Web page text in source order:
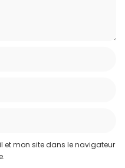
et mon site dans le navigateur